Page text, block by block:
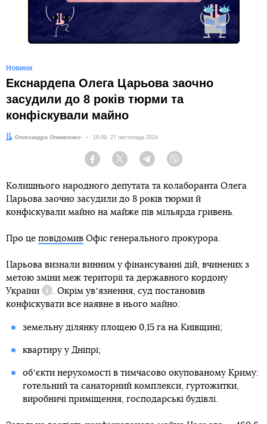
Новини
Екснардепа Олега Царьова заочно
засудили до 8 років тюрми та
конфіскували майно
Автор:
Олександра Опанасенко Дата:
16:09, 27 листопада 2024
Facebook Twitter Telegram
Колишнього народного депутата та колаборанта Олега
Царьова заочно засудили до 8 років тюрми й
конфіскували майно на майже пів мільярда гривень.
Про це повідомив Офіс генерального прокурора.
Царьова визнали винним у фінансуванні дій, вчинених з
метою зміни меж території та державного кордону
України
Довідка
. Окрім увʼязнення, суд постановив
конфіскувати все наявне в нього майно:
земельну ділянку площею 0,15 га на Київщині;
квартиру у Дніпрі;
обʼєкти нерухомості в тимчасово окупованому Криму:
готельний та санаторний комплекси, гуртожитки,
виробничі приміщення, господарські будівлі.